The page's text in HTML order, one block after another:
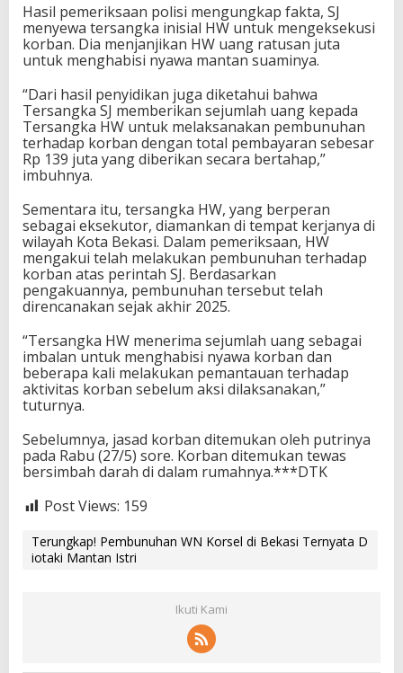
Hasil pemeriksaan polisi mengungkap fakta, SJ
menyewa tersangka inisial HW untuk mengeksekusi
korban. Dia menjanjikan HW uang ratusan juta
untuk menghabisi nyawa mantan suaminya.
“Dari hasil penyidikan juga diketahui bahwa
Tersangka SJ memberikan sejumlah uang kepada
Tersangka HW untuk melaksanakan pembunuhan
terhadap korban dengan total pembayaran sebesar
Rp 139 juta yang diberikan secara bertahap,”
imbuhnya.
Sementara itu, tersangka HW, yang berperan
sebagai eksekutor, diamankan di tempat kerjanya di
wilayah Kota Bekasi. Dalam pemeriksaan, HW
mengakui telah melakukan pembunuhan terhadap
korban atas perintah SJ. Berdasarkan
pengakuannya, pembunuhan tersebut telah
direncanakan sejak akhir 2025.
“Tersangka HW menerima sejumlah uang sebagai
imbalan untuk menghabisi nyawa korban dan
beberapa kali melakukan pemantauan terhadap
aktivitas korban sebelum aksi dilaksanakan,”
tuturnya.
Sebelumnya, jasad korban ditemukan oleh putrinya
pada Rabu (27/5) sore. Korban ditemukan tewas
bersimbah darah di dalam rumahnya.***DTK
Post Views: 159
Terungkap! Pembunuhan WN Korsel di Bekasi Ternyata D
iotaki Mantan Istri
Ikuti Kami